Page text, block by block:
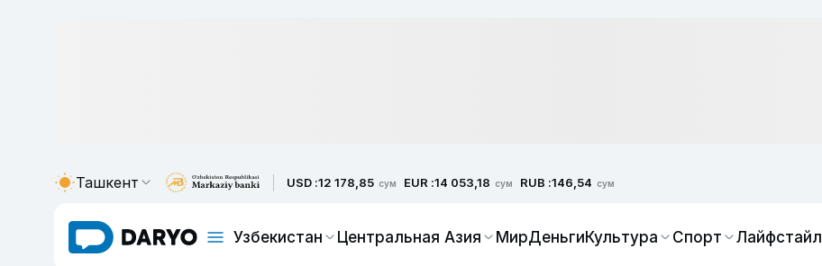
Ташкент USD :12 178,85 сум EUR :14 053,18 сум RUB :146,54 сум
Узбекистан Центральная Азия МирДеньгиКультура Спорт Лайфстайл